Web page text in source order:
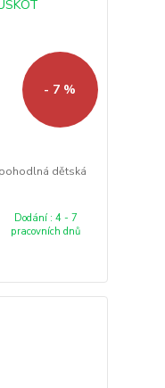
- 7 %
dětská
Dodání : 4 - 7
pracovních dnů